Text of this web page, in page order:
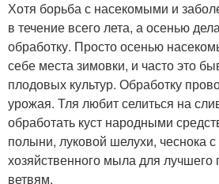
Хотя борьба с насекомыми и
в течение всего лета, а осенью
обработку. Просто осенью
себе места зимовки, и часто это
плодовых культур. Обработку
урожая. Тля любит селиться на
обработать куст народными
полыни, луковой шелухи, чеснока
хозяйственного мыла для лучшего
ветвям.